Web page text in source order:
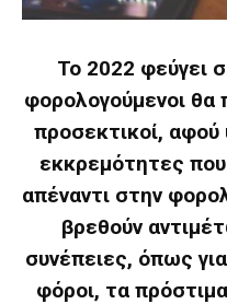
Το 2022 φεύγει
φορολογούμενοι θα
προσεκτικοί, αφού
εκκρεμότητες
απέναντι στην
βρεθούν
συνέπειες, όπως
φόροι, τα